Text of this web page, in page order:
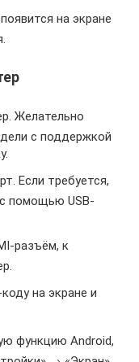
на экране
Желательно
с поддержкой
Если требуется,
помощью USB-
разъём, к
на экране и
функцию Android,